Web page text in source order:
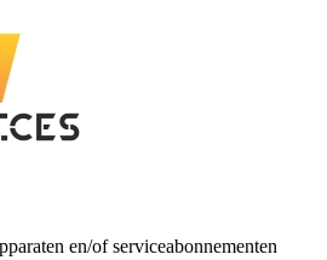
en/of serviceabonnementen